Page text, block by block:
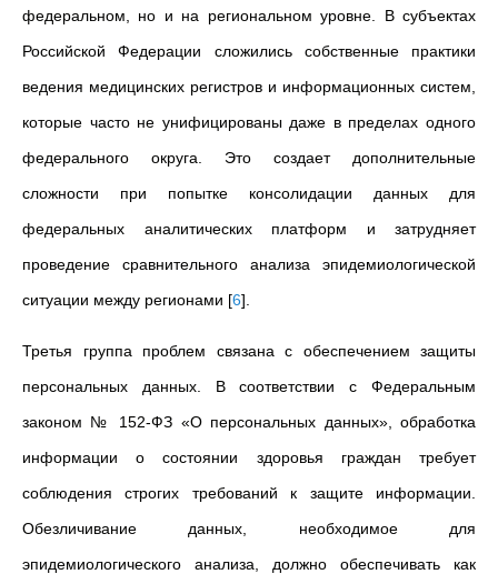
федеральном, но и на региональном уровне. В субъектах
Российской Федерации сложились собственные практики
ведения медицинских регистров и информационных систем,
которые часто не унифицированы даже в пределах одного
федерального округа. Это создает дополнительные
сложности при попытке консолидации данных для
федеральных аналитических платформ и затрудняет
проведение сравнительного анализа эпидемиологической
ситуации между регионами [6]
Третья группа проблем связана с обеспечением защиты
персональных данных. В соответствии с Федеральным
законом № 152-ФЗ «О персональных данных», обработка
информации о состоянии здоровья граждан требует
соблюдения строгих требований к защите информации.
Обезличивание данных, необходимое для
эпидемиологического анализа, должно обеспечивать как